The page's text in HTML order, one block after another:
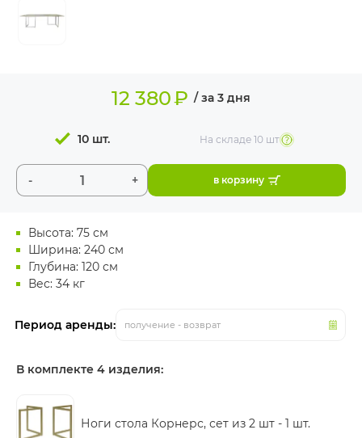
ИЗДЕЛИЯ ДЛЯ
Высота: 75 см
Ширина: 240 см
Глубина: 120 см
Вес: 34 кг
Период аренды: получение - возврат
12 380₽ / за 3 дня
- +
10 шт. На складе10 шт
в корзину
В комплекте 4 изделия:
Ноги стола Корнерс, сет из 2 шт - 1 шт.